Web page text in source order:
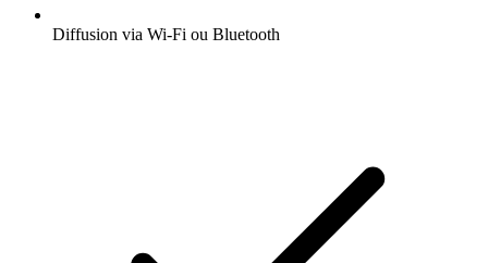
Diffusion via Wi-Fi ou Bluetooth